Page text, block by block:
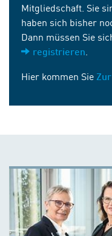
Mitgliedschaft. Sie
haben sich bisher
Dann müssen Sie
registrieren
Hier kommen Sie